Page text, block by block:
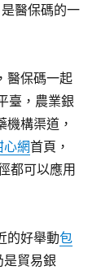
醫保碼的一
醫保碼一起
臺，農業銀
構渠道，
心網首頁，
都可以應用
的好舉動包
貿易銀